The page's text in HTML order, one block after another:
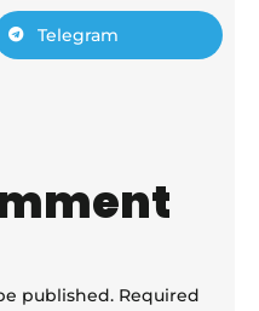
Telegram
published. Required